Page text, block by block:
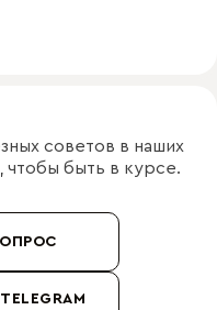
советов в наших
чтобы быть в курсе.